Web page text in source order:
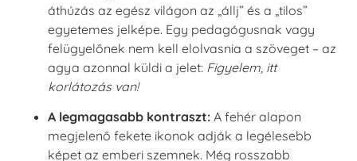
áthúzás az egész világon az „állj” és a „tilos”
egyetemes jelképe. Egy pedagógusnak vagy
felügyelőnek nem kell elolvasnia a szöveget – az
agya azonnal küldi a jelet: Figyelem, itt
korlátozás van!
A legmagasabb kontraszt: A fehér alapon
megjelenő fekete ikonok adják a legélesebb
képet az emberi szemnek. Még rosszabb